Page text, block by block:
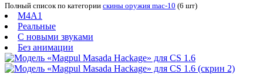
Полный список по категории скины оружия mac-10 (6 шт)
M4A1
Реальные
С новыми звуками
Без анимации